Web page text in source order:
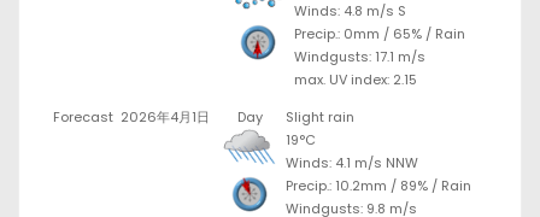
Winds: 4.8 m/s S
Precip.: 0mm / 65% / Rain
Windgusts: 17.1 m/s
max. UV index: 2.15
Forecast 2026年4月1日 Day
Slight rain
19°C
Winds: 4.1 m/s NNW
Precip.: 10.2mm / 89% / Rain
Windgusts: 9.8 m/s